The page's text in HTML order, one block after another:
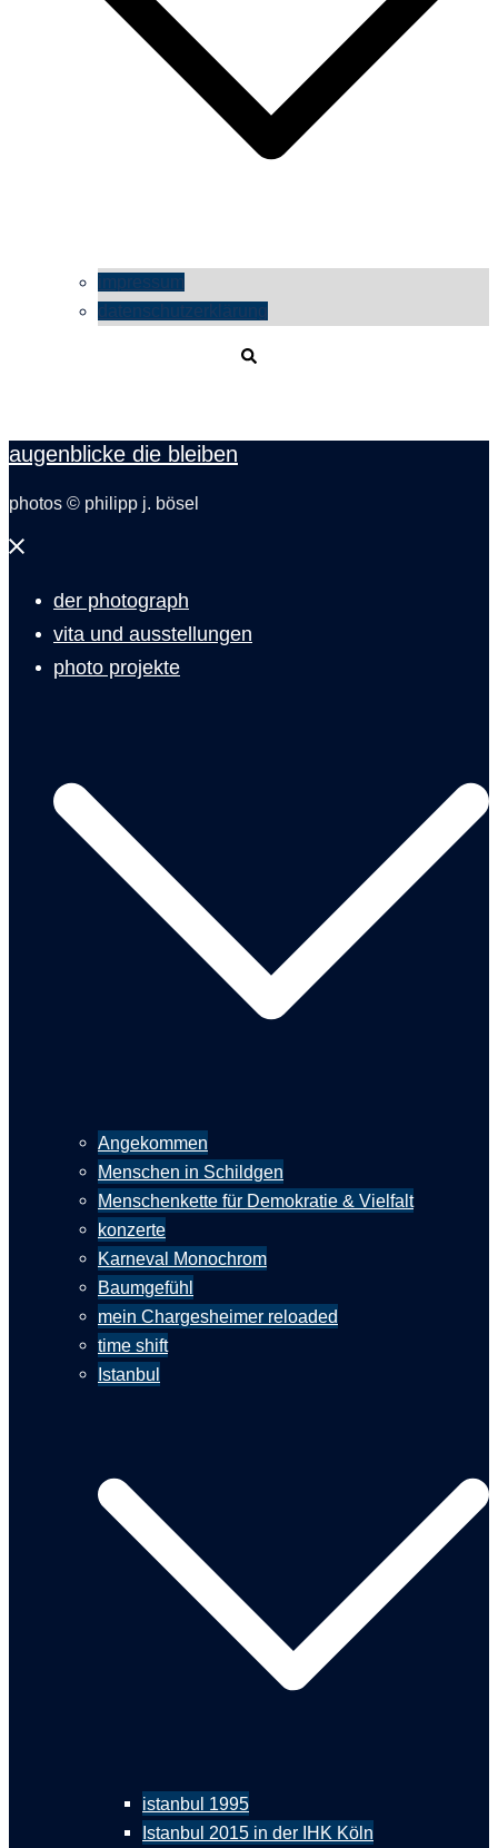
impressum
datenschutzerklärung
augenblicke die bleiben
photos © philipp j. bösel
Menü
der photograph
vita und ausstellungen
photo projekte
Angekommen
Menschen in Schildgen
Menschenkette für Demokratie & Vielfalt
konzerte
Karneval Monochrom
Baumgefühl
mein Chargesheimer reloaded
time shift
Istanbul
istanbul 1995
Istanbul 2015 in der IHK Köln